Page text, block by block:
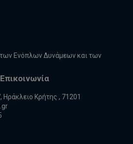
Ενόπλων Δυνάμεων και των
Επικοινωνία
Ηράκλειο Κρήτης , 71201